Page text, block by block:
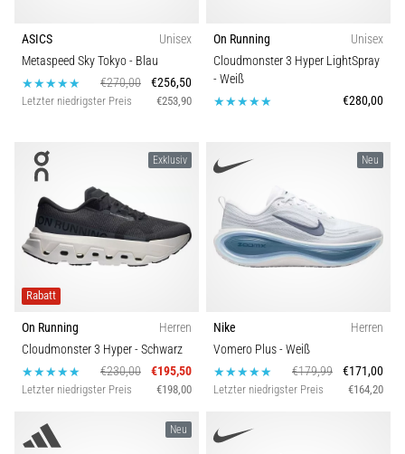
5. 8. 2026
Kohlenhydrat-
Superkompensation:
beeinflusst
sie
die
Es
heißt,
dass
Kohlenhydrat-
Superkompensation
Ausdauerleistung
steigert.
Komfort und Dämpfung
Schuhweite
Eigenschaften
ASICS
Unisex
Metaspeed Sky Tokyo- Blau
€270,00
€256,50
Letzter niedrigster Preis €253,90
On Running
Unisex
Cloudmonster 3 Hyper LightSpray
- Weiß
€280,00
Exklusiv
Rabatt
On Running
Herren
Cloudmonster 3 Hyper- Schwarz
€230,00
€195,50
Letzter niedrigster Preis €198,00
Neu
Nike
Herren
Vomero Plus- Weiß
€179,99
€171,00
Letzter niedrigster Preis €164,20
Neu